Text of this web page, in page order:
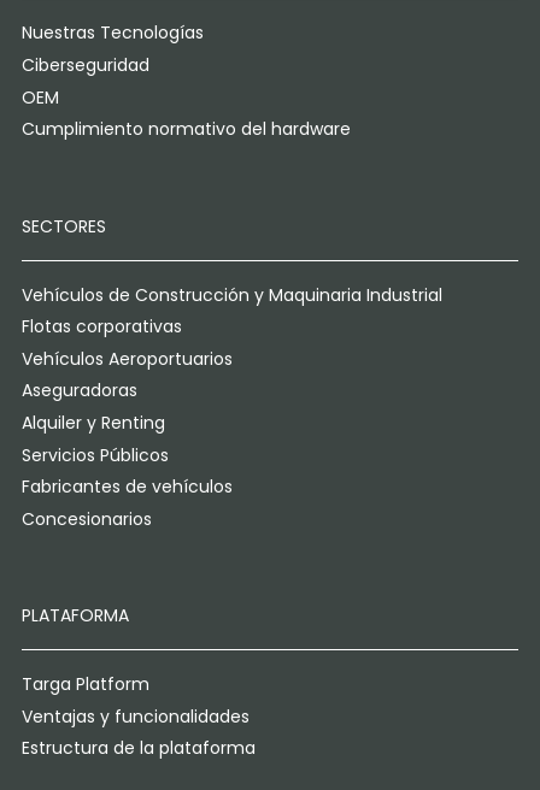
Nuestras Tecnologías
Ciberseguridad
OEM
Cumplimiento normativo del hardware
SECTORES
Vehículos de Construcción y Maquinaria Industrial
Flotas corporativas
Vehículos Aeroportuarios
Aseguradoras
Alquiler y Renting
Servicios Públicos
Fabricantes de vehículos
Concesionarios
PLATAFORMA
Targa Platform
Ventajas y funcionalidades
Estructura de la plataforma